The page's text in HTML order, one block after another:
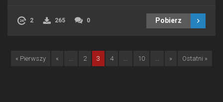
2 265 0 Pobierz
« Pierwszy « 2 3 4 10 » Ostatni »